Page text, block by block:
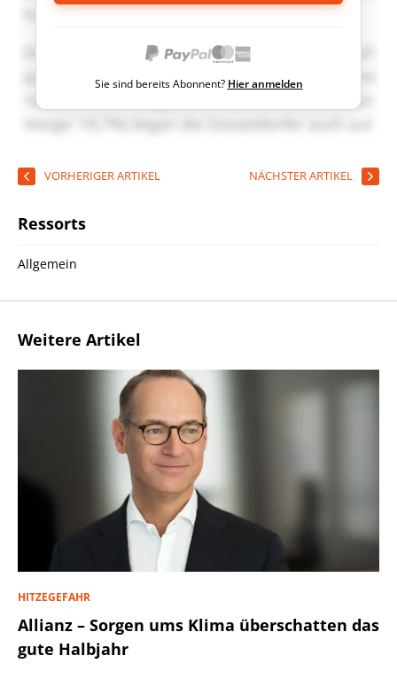
Sie sind bereits Abonnent? Hier anmelden
VORHERIGER ARTIKEL NÄCHSTER ARTIKEL
Ressorts
Allgemein
Weitere Artikel
HITZEGEFAHR
Allianz – Sorgen ums Klima überschatten das
gute Halbjahr